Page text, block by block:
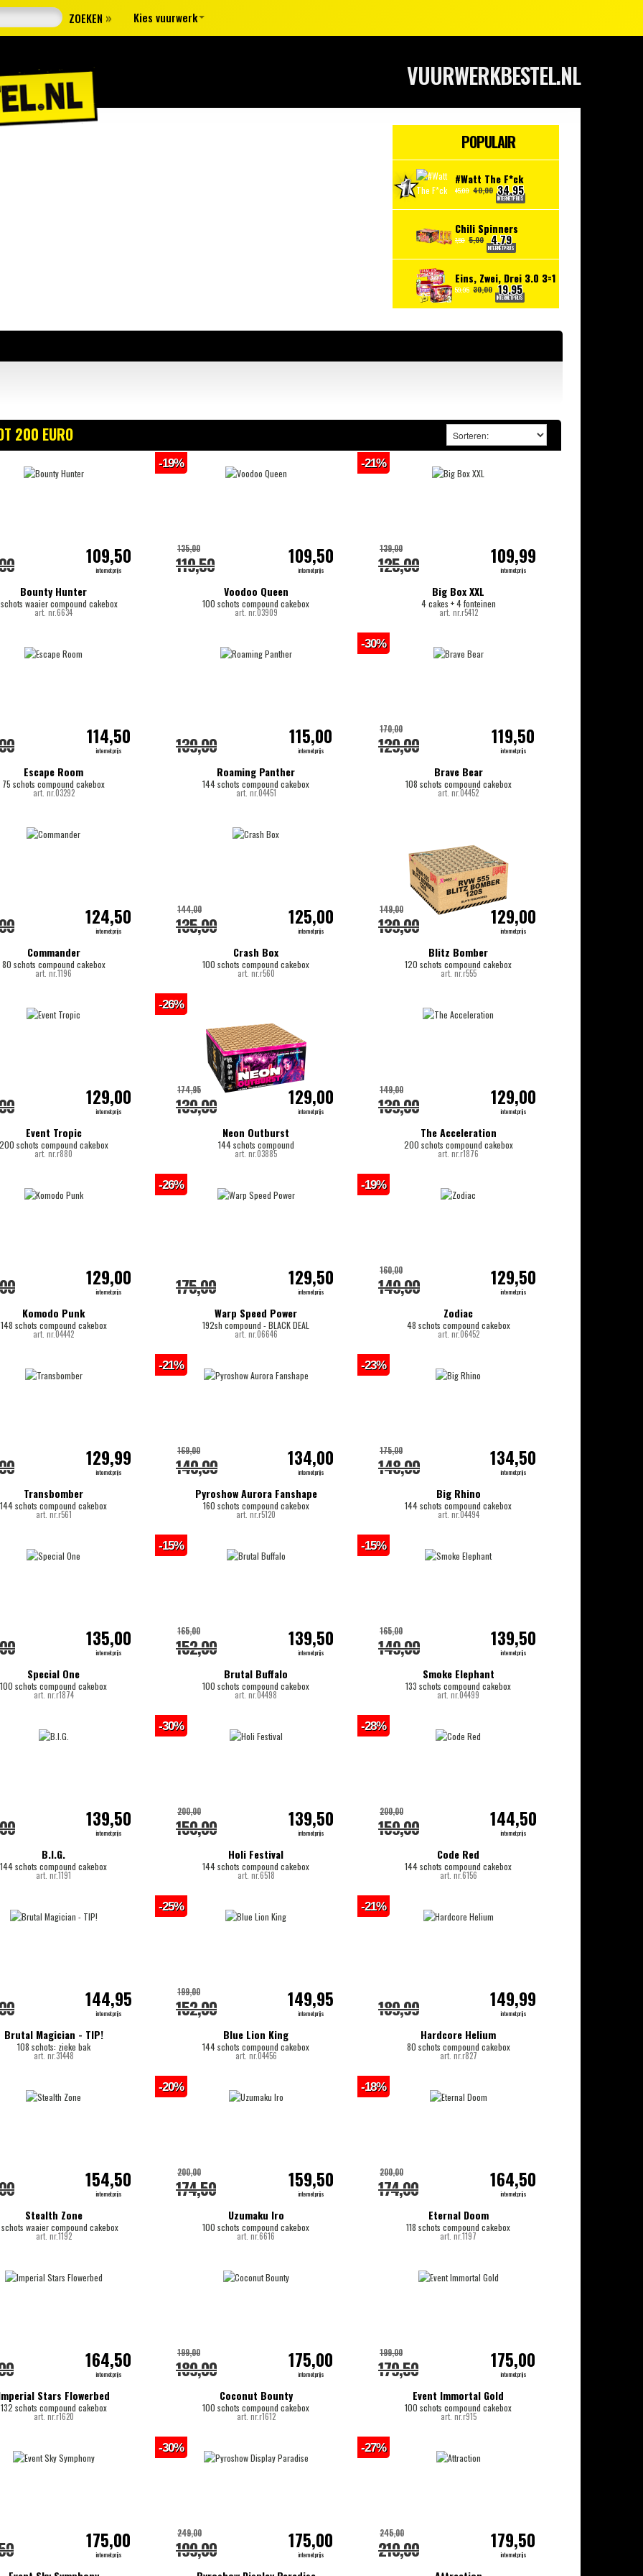
ZOEKEN » Kies vuurwerk
VUURWERKBESTEL.NL
POPULAIR
#Watt The F*ck
45,00 40,00 34,95
INTERNETPRIJS
Chili Spinners
7,50 5,00 4,79
INTERNETPRIJS
Eins, Zwei, Drei 3.0 3=1
59,95 30,00 19,95
INTERNETPRIJS
200 EURO
Bounty Hunter
waaier compound cakebox
art. nr.6634
109,50
internetprijs
Voodoo Queen
100 schots compound cakebox
art. nr.03909
119,50
135,00 109,50
internetprijs
-19%
Big Box XXL
4 cakes + 4 fonteinen
art. nr.r5412
125,00
139,00 109,99
internetprijs
-21%
Escape Room
75 schots compound cakebox
art. nr.03292
114,50
internetprijs
Roaming Panther
144 schots compound cakebox
art. nr.04451
139,00 115,00
internetprijs
Brave Bear
108 schots compound cakebox
art. nr.04452
129,00
170,00 119,50
internetprijs
-30%
Commander
80 schots compound cakebox
art. nr.1196
124,50
internetprijs
Crash Box
100 schots compound cakebox
art. nr.r560
135,00
144,00 125,00
internetprijs
Blitz Bomber
120 schots compound cakebox
art. nr.r555
139,00
149,00 129,00
internetprijs
Event Tropic
200 schots compound cakebox
art. nr.r880
129,00
internetprijs
Neon Outburst
144 schots compound
art. nr.03885
139,00
174,95 129,00
internetprijs
-26%
The Acceleration
200 schots compound cakebox
art. nr.r1876
139,00
149,00 129,00
internetprijs
Komodo Punk
148 schots compound cakebox
art. nr.04442
129,00
internetprijs
Warp Speed Power
192sh compound - BLACK DEAL
art. nr.06646
175,00 129,50
internetprijs
-26%
Zodiac
48 schots compound cakebox
art. nr.06452
149,00
160,00 129,50
internetprijs
-19%
Transbomber
144 schots compound cakebox
art. nr.r561
129,99
internetprijs
Pyroshow Aurora Fanshape
160 schots compound cakebox
art. nr.r5120
140,00
169,00 134,00
internetprijs
-21%
Big Rhino
144 schots compound cakebox
art. nr.04494
148,00
175,00 134,50
internetprijs
-23%
Special One
100 schots compound cakebox
art. nr.r1874
135,00
internetprijs
Brutal Buffalo
100 schots compound cakebox
art. nr.04498
152,00
165,00 139,50
internetprijs
-15%
Smoke Elephant
133 schots compound cakebox
art. nr.04499
149,00
165,00 139,50
internetprijs
-15%
B.I.G.
144 schots compound cakebox
art. nr.1191
139,50
internetprijs
Holi Festival
144 schots compound cakebox
art. nr.6518
150,00
200,00 139,50
internetprijs
-30%
Code Red
144 schots compound cakebox
art. nr.6156
159,00
200,00 144,50
internetprijs
-28%
Brutal Magician - TIP!
108 schots: zieke bak
art. nr.31448
144,95
internetprijs
Blue Lion King
144 schots compound cakebox
art. nr.04456
152,00
199,00 149,95
internetprijs
-25%
Hardcore Helium
80 schots compound cakebox
art. nr.r827
189,99 149,99
internetprijs
-21%
Stealth Zone
schots waaier compound cakebox
art. nr.1192
154,50
internetprijs
Uzumaku Iro
100 schots compound cakebox
art. nr.6616
174,50
200,00 159,50
internetprijs
-20%
Eternal Doom
118 schots compound cakebox
art. nr.1197
174,00
200,00 164,50
internetprijs
-18%
Stars Flowerbed
132 schots compound cakebox
art. nr.r1620
164,50
internetprijs
Coconut Bounty
100 schots compound cakebox
art. nr.r1612
189,00
199,00 175,00
internetprijs
Event Immortal Gold
100 schots compound cakebox
art. nr.r915
179,50
199,00 175,00
internetprijs
175,00
internetprijs 199,00
249,00 175,00
internetprijs
-30%
210,00
245,00 179,50
internetprijs
-27%